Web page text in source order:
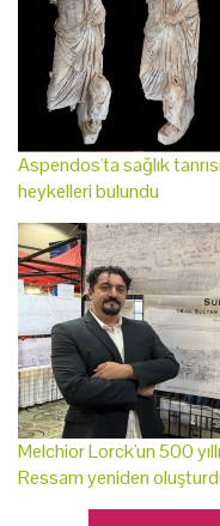
Aspendos'ta sağlık
heykelleri bulundu
Melchior Lorck'un 500
Ressam yeniden